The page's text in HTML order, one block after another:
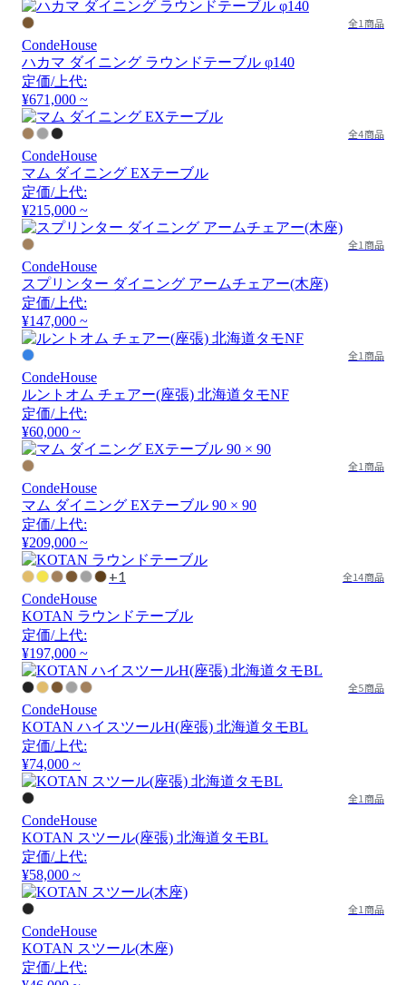
全1商品
CondeHouse
ハカマ ダイニング ラウンドテーブル φ140
定価/上代:
¥671,000 ~
全4商品
CondeHouse
マム ダイニング EXテーブル
定価/上代:
¥215,000 ~
全1商品
CondeHouse
スプリンター ダイニング アームチェアー(木座)
定価/上代:
¥147,000 ~
全1商品
CondeHouse
ルントオム チェアー(座張) 北海道タモNF
定価/上代:
¥60,000 ~
全1商品
CondeHouse
マム ダイニング EXテーブル 90 × 90
定価/上代:
¥209,000 ~
+1 全14商品
CondeHouse
KOTAN ラウンドテーブル
定価/上代:
¥197,000 ~
全5商品
CondeHouse
KOTAN ハイスツールH(座張) 北海道タモBL
定価/上代:
¥74,000 ~
全1商品
CondeHouse
KOTAN スツール(座張) 北海道タモBL
定価/上代:
¥58,000 ~
全1商品
CondeHouse
KOTAN スツール(木座)
定価/上代: